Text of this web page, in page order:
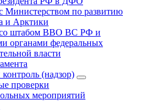
Министерством по развитию
и Арктики
со штабом ВВО ВС РФ и
органами федеральных
власти
(надзор)
проверки
мероприятий